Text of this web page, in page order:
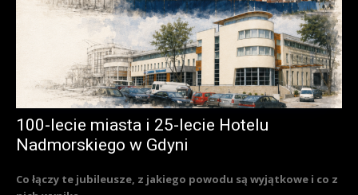
100-lecie miasta i 25-lecie Hotelu
Nadmorskiego w Gdyni
Co łączy te jubileusze, z jakiego powodu są wyjątkowe i co z